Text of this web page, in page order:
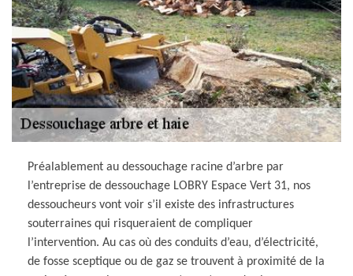
Préalablement au dessouchage racine d’arbre par
l’entreprise de dessouchage LOBRY Espace Vert 31, nos
dessoucheurs vont voir s’il existe des infrastructures
souterraines qui risqueraient de compliquer
l’intervention. Au cas où des conduits d’eau, d’électricité,
de fosse sceptique ou de gaz se trouvent à proximité de la